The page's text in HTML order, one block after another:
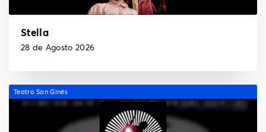
Stella
28 de Agosto 2026
Teatro San Ginés